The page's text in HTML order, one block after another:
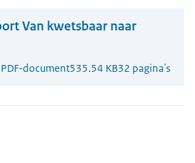
Van kwetsbaar naar
PDF-document535.54 KB32 pagina's